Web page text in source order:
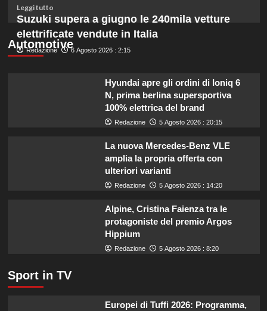
sono
preziosi
per
la
Leggi tuttoLeggi
di
su
Tragica
Automotive
Suzuki supera a giugno le 240mila vetture
elettrificate vendute in Italia
Redazione 6 Agosto 2026 : 2:15
Hyundai apre gli ordini di Ioniq 6
N, prima berlina supersportiva
100% elettrica del brand
Redazione 5 Agosto 2026 : 20:15
La nuova Mercedes-Benz VLE
amplia la propria offerta con
ulteriori varianti
Redazione 5 Agosto 2026 : 14:20
Alpine, Cristina Faienza tra le
protagoniste del premio Argos
Hippium
Redazione 5 Agosto 2026 : 8:20
Sport in TV
Europei di Tuffi 2026: Programma,